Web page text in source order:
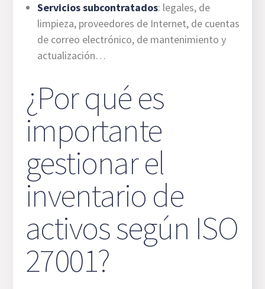
Servicios subcontratados: legales, de
limpieza, proveedores de Internet, de cuentas
de correo electrónico, de mantenimiento y
actualización…
¿Por qué es
importante
gestionar el
inventario de
activos según ISO
27001?